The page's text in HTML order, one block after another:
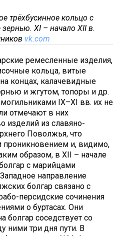
трёхбусинное кольцо с
XI – начало XII в.
vk.com
ремесленные изделия,
кольца, витые
концах, калачевидные
и жгутом, топоры и др.
IX–XI вв. их не
отмечают в них
изделий из славяно-
Поволжья, что
проникновением и, видимо,
образом, в XII – начале
с марийцами
направление
болгар связано с
персидские сочинения
о буртасах. Они
болгар соседствует со
ними три дня пути. В